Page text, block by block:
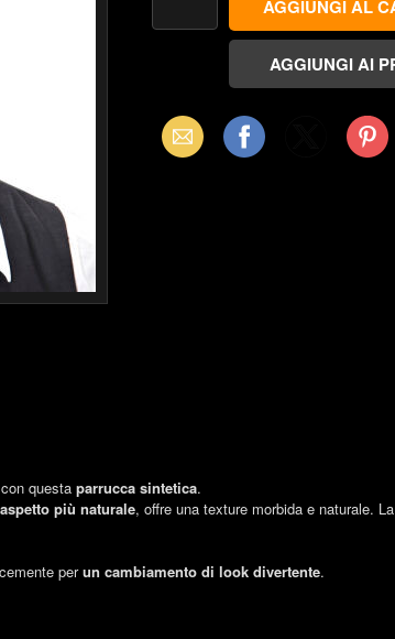
Email Facebook Pinterest
questa parrucca sintetica.
più naturale, offre una texture morbida e naturale. La
perun cambiamento di look divertente.